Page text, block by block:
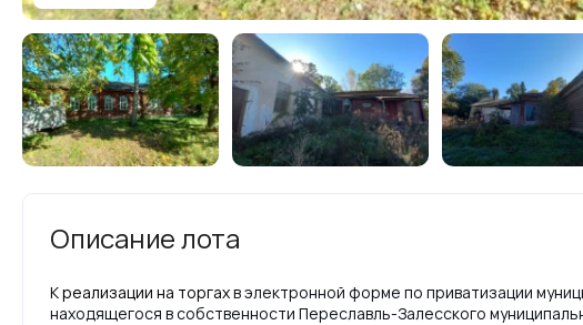
Описание лота
К реализации на торгахв электронной форме по приватизации
находящегося в собственности Переславль-Залесского